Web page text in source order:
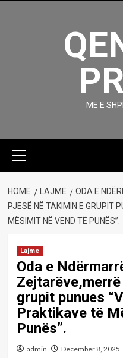
ME E
Menu
HOME LAJME
ODA E
PJESË NË TAKIMIN E GRUPIT
MËSIMIT NË VEND TË PUNËS”.
Lajme
Oda e
grupit punues
Praktikave të
Punës”.
admin December 8, 2025